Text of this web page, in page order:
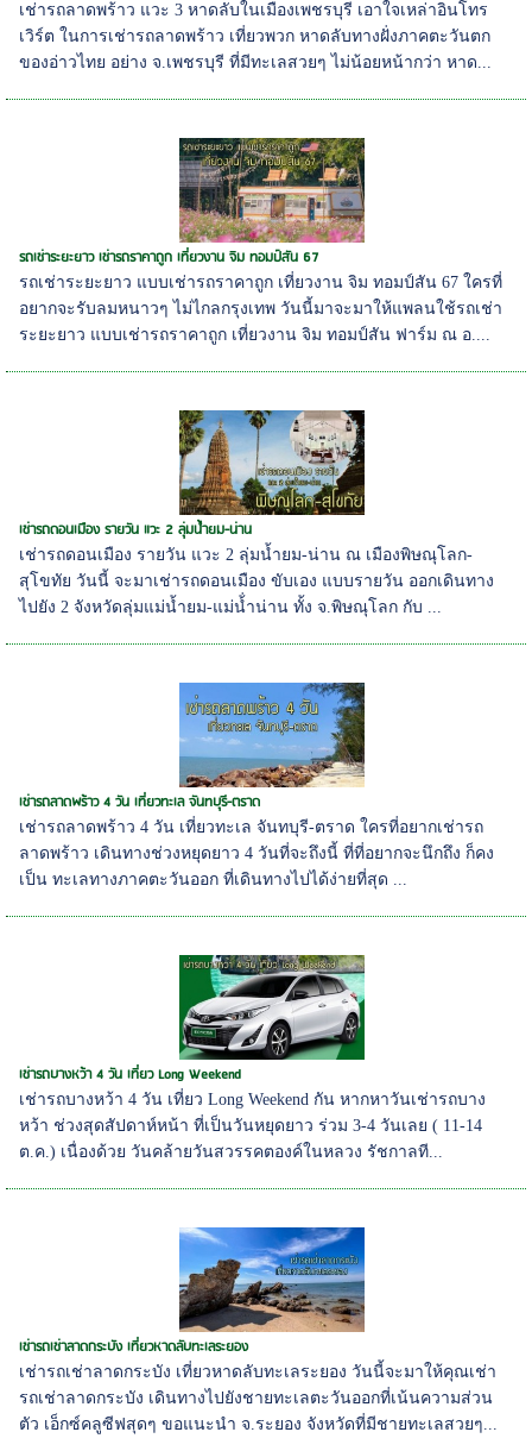
เช่ารถลาดพร้าว แวะ 3 หาดลับในเมืองเพชรบุรี เอาใจเหล่าอินโทร
เวิร์ต ในการเช่ารถลาดพร้าว เที่ยวพวก หาดลับทางฝั่งภาคตะวันตก
ของอ่าวไทย อย่าง จ.เพชรบุรี ที่มีทะเลสวยๆ ไม่น้อยหน้ากว่า หาด...
รถเช่าระยะยาว เช่ารถราคาถูก เที่ยวงาน จิม ทอมป์สัน 67
รถเช่าระยะยาว แบบเช่ารถราคาถูก เที่ยวงาน จิม ทอมป์สัน 67 ใครที่
อยากจะรับลมหนาวๆ ไม่ไกลกรุงเทพ วันนี้มาจะมาให้แพลนใช้รถเช่า
ระยะยาว แบบเช่ารถราคาถูก เที่ยวงาน จิม ทอมป์สัน ฟาร์ม ณ อ....
เช่ารถดอนเมือง รายวัน แวะ 2 ลุ่มน้ำยม-น่าน
เช่ารถดอนเมือง รายวัน แวะ 2 ลุ่มน้ำยม-น่าน ณ เมืองพิษณุโลก-
สุโขทัย วันนี้ จะมาเช่ารถดอนเมือง ขับเอง แบบรายวัน ออกเดินทาง
ไปยัง 2 จังหวัดลุ่มแม่น้ำยม-แม่น้่ำน่าน ทั้ง จ.พิษณุโลก กับ ...
เช่ารถลาดพร้าว 4 วัน เที่ยวทะเล จันทบุรี-ตราด
เช่ารถลาดพร้าว 4 วัน เที่ยวทะเล จันทบุรี-ตราด ใครที่อยากเช่ารถ
ลาดพร้าว เดินทางช่วงหยุดยาว 4 วันที่จะถึงนี้ ที่ที่อยากจะนึกถึง ก็คง
เป็น ทะเลทางภาคตะวันออก ที่เดินทางไปได้ง่ายที่สุด ...
เช่ารถบางหว้า 4 วัน เที่ยว Long Weekend
เช่ารถบางหว้า 4 วัน เที่ยว Long Weekend กัน หากหาวันเช่ารถบาง
หว้า ช่วงสุดสัปดาห์หน้า ที่เป็นวันหยุดยาว ร่วม 3-4 วันเลย ( 11-14
ต.ค.) เนื่องด้วย วันคล้ายวันสวรรคตองค์ในหลวง รัชกาลที...
เช่ารถเช่าลาดกระบัง เที่ยวหาดลับทะเลระยอง
เช่ารถเช่าลาดกระบัง เที่ยวหาดลับทะเลระยอง วันนี้จะมาให้คุณเช่า
รถเช่าลาดกระบัง เดินทางไปยังชายทะเลตะวันออกที่เน้นความส่วน
ตัว เอ็กซ์คลูซีฟสุดๆ ขอแนะนำ จ.ระยอง จังหวัดที่มีชายทะเลสวยๆ...